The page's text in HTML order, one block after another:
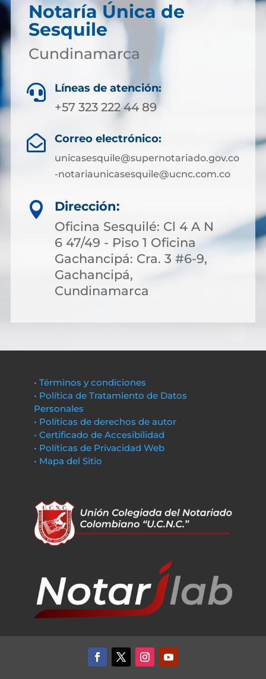
Notaría Única de
Sesquile
Cundinamarca
 Líneas de atención:
+57 323 222 44 89
 Correo electrónico:
unicasesquile@supernotariado.gov.co
-notariaunicasesquile@ucnc.com.co

Dirección:
Oficina Sesquilé: Cl 4 A N
6 47/49 - Piso 1 Oficina
Gachancipá: Cra. 3 #6-9,
Gachancipá,
Cundinamarca
• Términos y condiciones
• Política de Tratamiento de Datos
Personales
• Políticas de derechos de autor
• Certificado de Accesibilidad
• Políticas de Privacidad Web
• Mapa del Sitio